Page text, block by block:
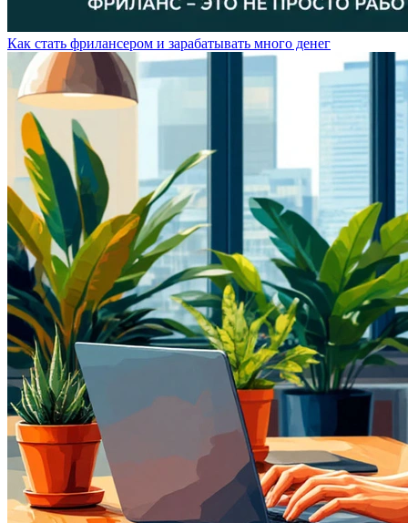
Как стать фрилансером и зарабатывать много денег